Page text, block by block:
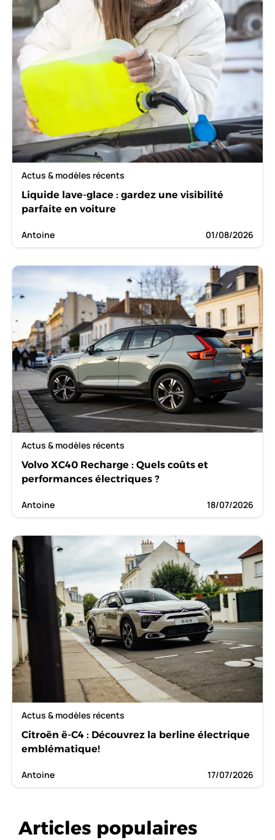
Actus & modèles récents
Liquide lave-glace : gardez une visibilité
parfaite en voiture
Antoine 01/08/2026
Actus & modèles récents
Volvo XC40 Recharge : Quels coûts et
performances électriques ?
Antoine 18/07/2026
Actus & modèles récents
Citroën ë-C4 : Découvrez la berline électrique
emblématique!
Antoine 17/07/2026
Articles populaires